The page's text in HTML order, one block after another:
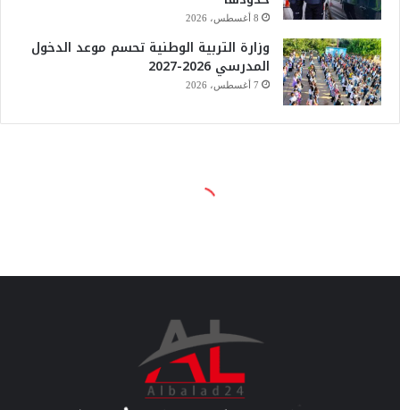
8 أغسطس، 2026
وزارة التربية الوطنية تحسم موعد الدخول
المدرسي 2026-2027
7 أغسطس، 2026